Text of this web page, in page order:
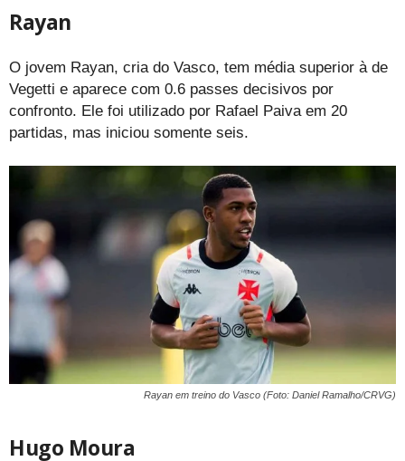
Rayan
O jovem Rayan, cria do Vasco, tem média superior à de
Vegetti e aparece com 0.6 passes decisivos por
confronto. Ele foi utilizado por Rafael Paiva em 20
partidas, mas iniciou somente seis.
Rayan em treino do Vasco (Foto: Daniel Ramalho/CRVG)
Hugo Moura